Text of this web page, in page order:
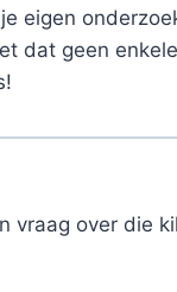
eigen
dat geen
vraag over die